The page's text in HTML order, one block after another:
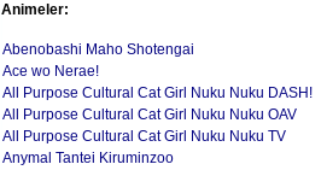
Animeler:
Abenobashi Maho Shotengai
Ace wo Nerae!
All Purpose Cultural Cat Girl Nuku Nuku DASH!
All Purpose Cultural Cat Girl Nuku Nuku OAV
All Purpose Cultural Cat Girl Nuku Nuku TV
Anymal Tantei Kiruminzoo